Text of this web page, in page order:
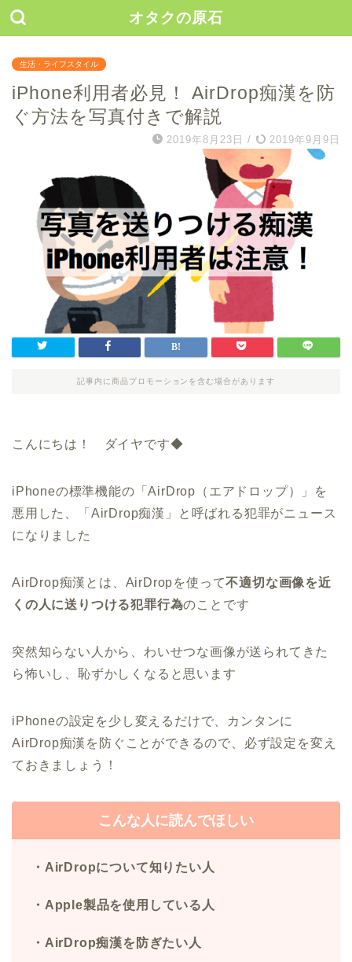
オタクの原石
生活・ライフスタイル
iPhone利用者必見！ AirDrop痴漢を防
ぐ方法を写真付きで解説
2019年8月23日 / 2019年9月9日
記事内に商品プロモーションを含む場合があります
こんにちは！ ダイヤです◆
iPhoneの標準機能の「AirDrop（エアドロップ）」を
悪用した、「AirDrop痴漢」と呼ばれる犯罪がニュース
になりました
AirDrop痴漢とは、AirDropを使って不適切な画像を近
くの人に送りつける犯罪行為のことです
突然知らない人から、わいせつな画像が送られてきた
ら怖いし、恥ずかしくなると思います
iPhoneの設定を少し変えるだけで、カンタンに
AirDrop痴漢を防ぐことができるので、必ず設定を変え
ておきましょう！
こんな人に読んでほしい
・AirDropについて知りたい人
・Apple製品を使用している人
・AirDrop痴漢を防ぎたい人